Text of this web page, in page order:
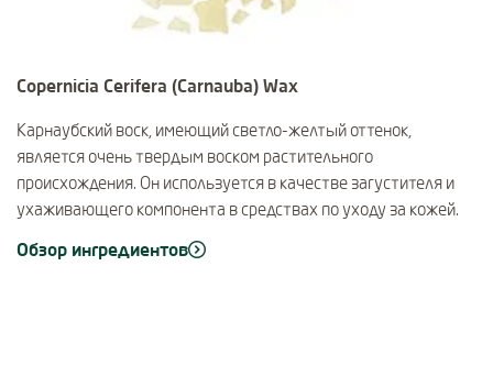
Copernicia Cerifera (Carnauba) Wax
Карнаубский воск, имеющий светло-желтый оттенок,
является очень твердым воском растительного
происхождения. Он используется в качестве загустителя и
ухаживающего компонента в средствах по уходу за кожей.
Обзор ингредиентов